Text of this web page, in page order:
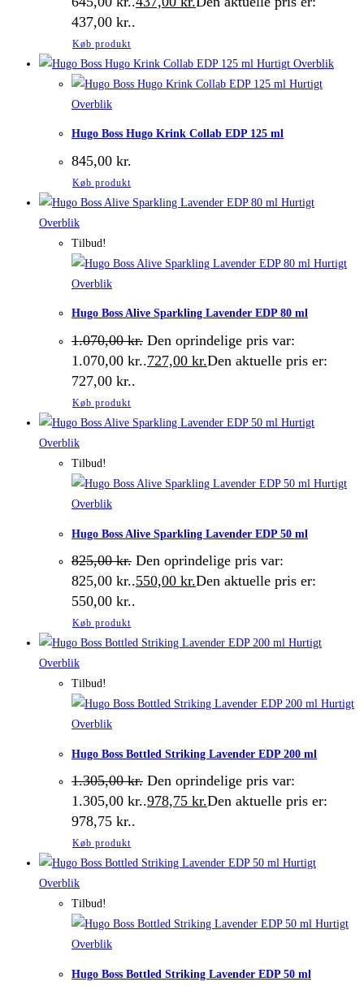
437,00 kr..
Køb produkt
Hurtigt Overblik
Hurtigt
Overblik
Hugo Boss Hugo Krink Collab EDP 125 ml
845,00 kr.
Køb produkt
Hurtigt
Overblik
Tilbud!
Hurtigt
Overblik
Hugo Boss Alive Sparkling Lavender EDP 80 ml
1.070,00kr. Den oprindelige pris var:
1.070,00 kr..727,00 kr.Den aktuelle pris er:
727,00 kr..
Køb produkt
Hurtigt
Overblik
Tilbud!
Hurtigt
Overblik
Hugo Boss Alive Sparkling Lavender EDP 50 ml
825,00kr. Den oprindelige pris var:
825,00 kr..550,00 kr.Den aktuelle pris er:
550,00 kr..
Køb produkt
Hurtigt
Overblik
Tilbud!
Hurtigt
Overblik
Hugo Boss Bottled Striking Lavender EDP 200 ml
1.305,00kr. Den oprindelige pris var:
1.305,00 kr..978,75 kr.Den aktuelle pris er:
978,75 kr..
Køb produkt
Hurtigt
Overblik
Tilbud!
Hurtigt
Overblik
Hugo Boss Bottled Striking Lavender EDP 50 ml